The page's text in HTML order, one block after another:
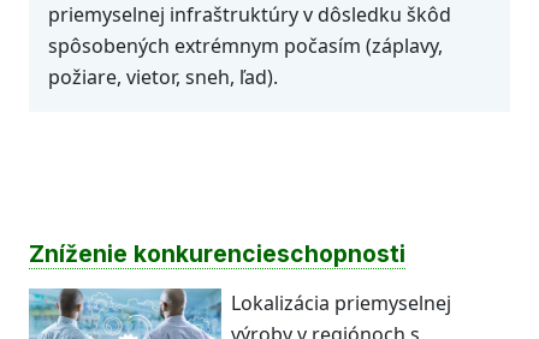
priemyselnej infraštruktúry v dôsledku škôd
spôsobených extrémnym počasím (záplavy,
požiare, vietor, sneh, ľad).
Zníženie konkurencieschopnosti
Lokalizácia priemyselnej
výroby v regiónoch s